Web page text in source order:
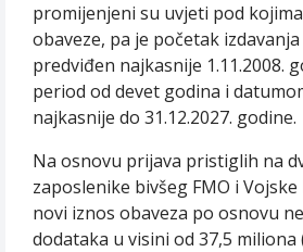
promijenjeni su uvjeti pod
obaveze, pa je početak
predviđen najkasnije 1.11.2008.
period od devet godina i
najkasnije do 31.12.2027. godine.
Na osnovu prijava pristiglih na
zaposlenike bivšeg FMO i
novi iznos obaveza po osnovu
dodataka u visini od 37,5